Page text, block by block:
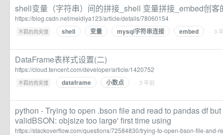
shell变量（字符串）间的拼接_shell 变量拼接_embed创客
https://blog.csdn.net/meidiya123/article/details/78060154
不羁的肉夹馍 · shell 变量 mysql字符串连接 embed · 3
DataFrame表样式设置(二)
https://cloud.tencent.com/developer/article/1420752
不羁的肉夹馍 · dataframe 小数点 · 3 年前
python - Trying to open .bson file and read to pandas df
validBSON: objsize too large' first time using
https://stackoverflow.com/questions/72584830/trying-to-open-bson-file-and-